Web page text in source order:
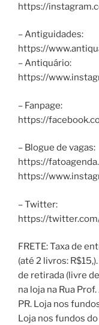
https://
– Antiguidades:
https://
– Antiquário:
https://
– Fanpage:
https://
– Blogue de vagas:
https://
https://
– Twitter:
https://
FRETE: Taxa de
(até 2 livros:
de retirada (livre
na loja na Rua
PR. Loja nos
Loja nos fundos